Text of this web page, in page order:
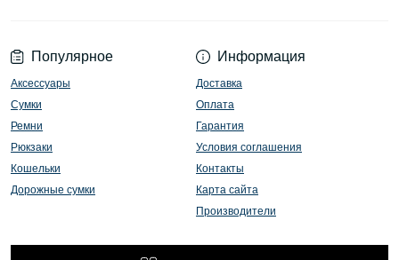
Популярное
Аксессуары
Сумки
Ремни
Рюкзаки
Кошельки
Дорожные сумки
Информация
Доставка
Оплата
Гарантия
Условия соглашения
Контакты
Карта сайта
Производители